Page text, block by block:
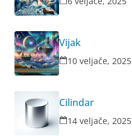
Vijak
10 veljače, 2025
Cilindar
14 veljače, 2025